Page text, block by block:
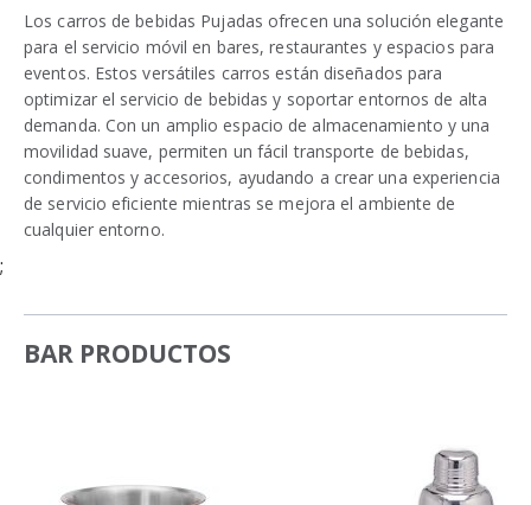
Los carros de bebidas Pujadas ofrecen una solución elegante
para el servicio móvil en bares, restaurantes y espacios para
eventos. Estos versátiles carros están diseñados para
optimizar el servicio de bebidas y soportar entornos de alta
demanda. Con un amplio espacio de almacenamiento y una
movilidad suave, permiten un fácil transporte de bebidas,
condimentos y accesorios, ayudando a crear una experiencia
de servicio eficiente mientras se mejora el ambiente de
cualquier entorno.
;
BAR PRODUCTOS